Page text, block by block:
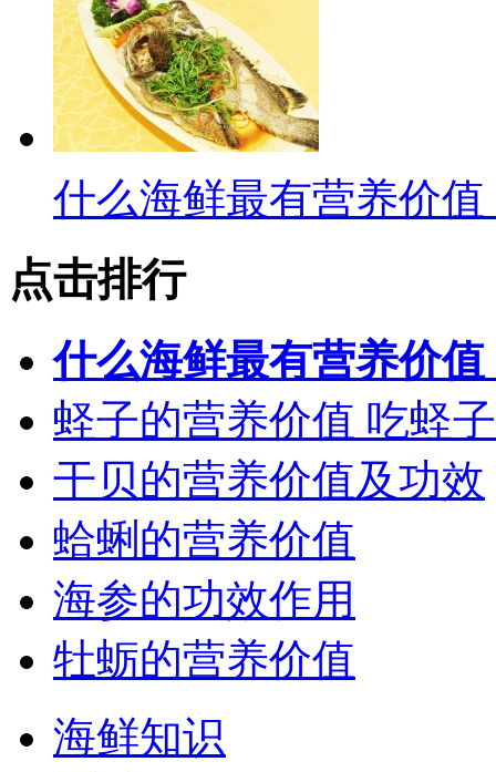
什么海鲜最有营养价
点击排行
什么海鲜最有营养价值
蛏子的营养价值 吃蛏
干贝的营养价值及功效
蛤蜊的营养价值
海参的功效作用
牡蛎的营养价值
海鲜知识